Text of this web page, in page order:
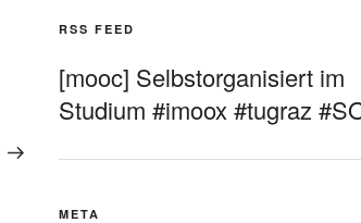
Nächster
RSS FEED
[mooc] Selbstorganisiert im
Studium #imoox #tugraz
META